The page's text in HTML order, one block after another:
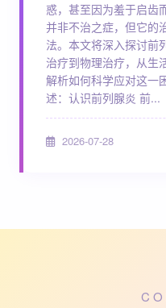
惑，甚至因为羞于启齿
并非不治之症，但它的
法。本文将深入探讨前
治疗到物理治疗，从生
解析如何科学应对这一
述：认识前列腺炎 前...
2026-07-28